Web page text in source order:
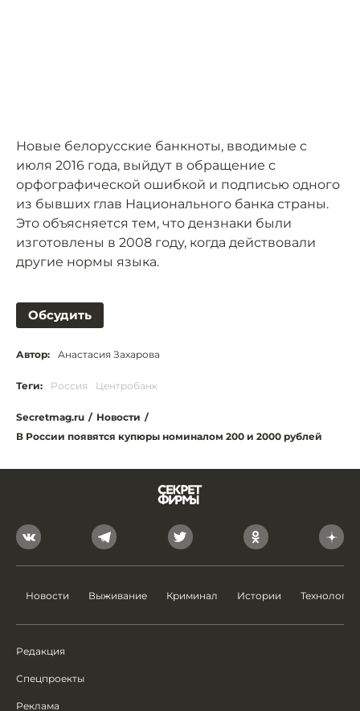
Новые белорусские банкноты, вводимые с
июля 2016 года, выйдут в обращение с
орфографической ошибкой и подписью одного
из бывших глав Национального банка страны.
Это объясняется тем, что дензнаки были
изготовлены в 2008 году, когда действовали
другие нормы языка.
Обсудить
Автор: Анастасия Захарова
Теги: Россия Центробанк
Secretmag.ru / Новости /
В России появятся купюры номиналом 200 и 2000 рублей
Новости Выживание Криминал Истории Технологии
Редакция
Спецпроекты
Реклама